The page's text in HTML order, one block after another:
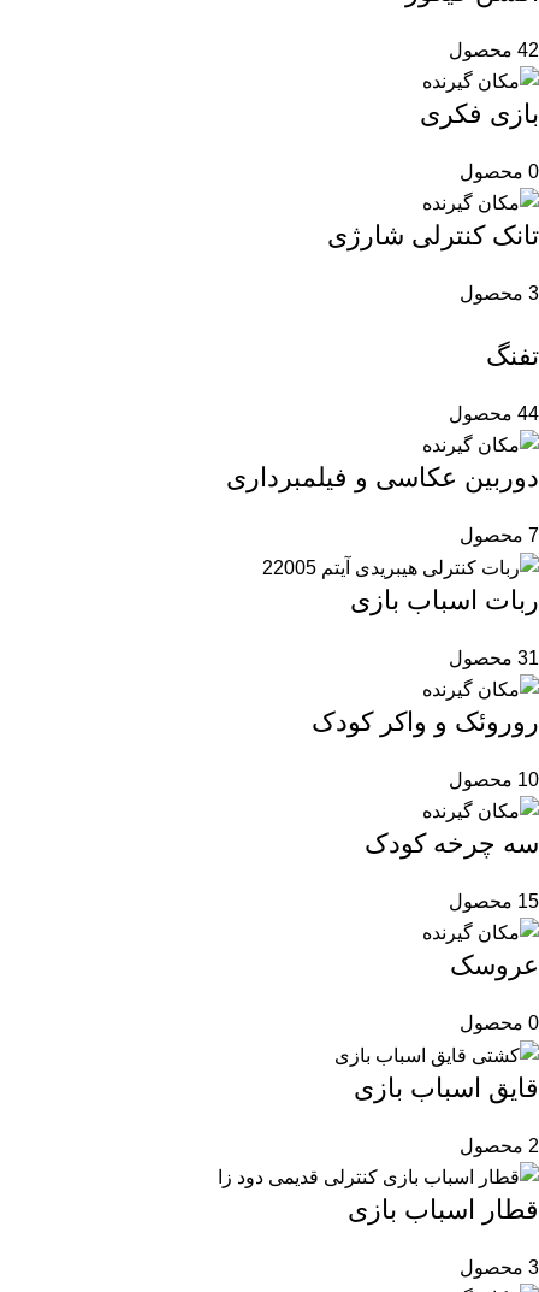
42 محصول
بازی فکری
0 محصول
تانک کنترلی شارژی
3 محصول
تفنگ
44 محصول
دوربین عکاسی و فیلمبرداری
7 محصول
ربات اسباب بازی
31 محصول
روروئک و واکر کودک
10 محصول
سه چرخه کودک
15 محصول
عروسک
0 محصول
قایق اسباب بازی
2 محصول
قطار اسباب بازی
3 محصول